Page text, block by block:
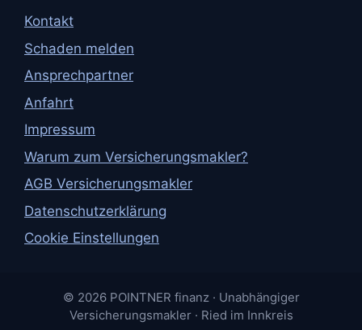
Kontakt
Schaden melden
Ansprechpartner
Anfahrt
Impressum
Warum zum Versicherungsmakler?
AGB Versicherungsmakler
Datenschutzerklärung
Cookie Einstellungen
© 2026 POINTNER finanz · Unabhängiger
Versicherungsmakler · Ried im Innkreis